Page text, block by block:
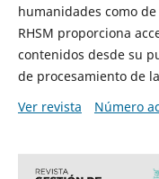
humanidades como
RHSM proporciona
contenidos desde su
de procesamiento de
Ver revista
Número